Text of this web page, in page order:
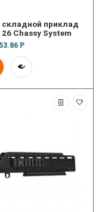
складной приклад
26 Chassy System
Р